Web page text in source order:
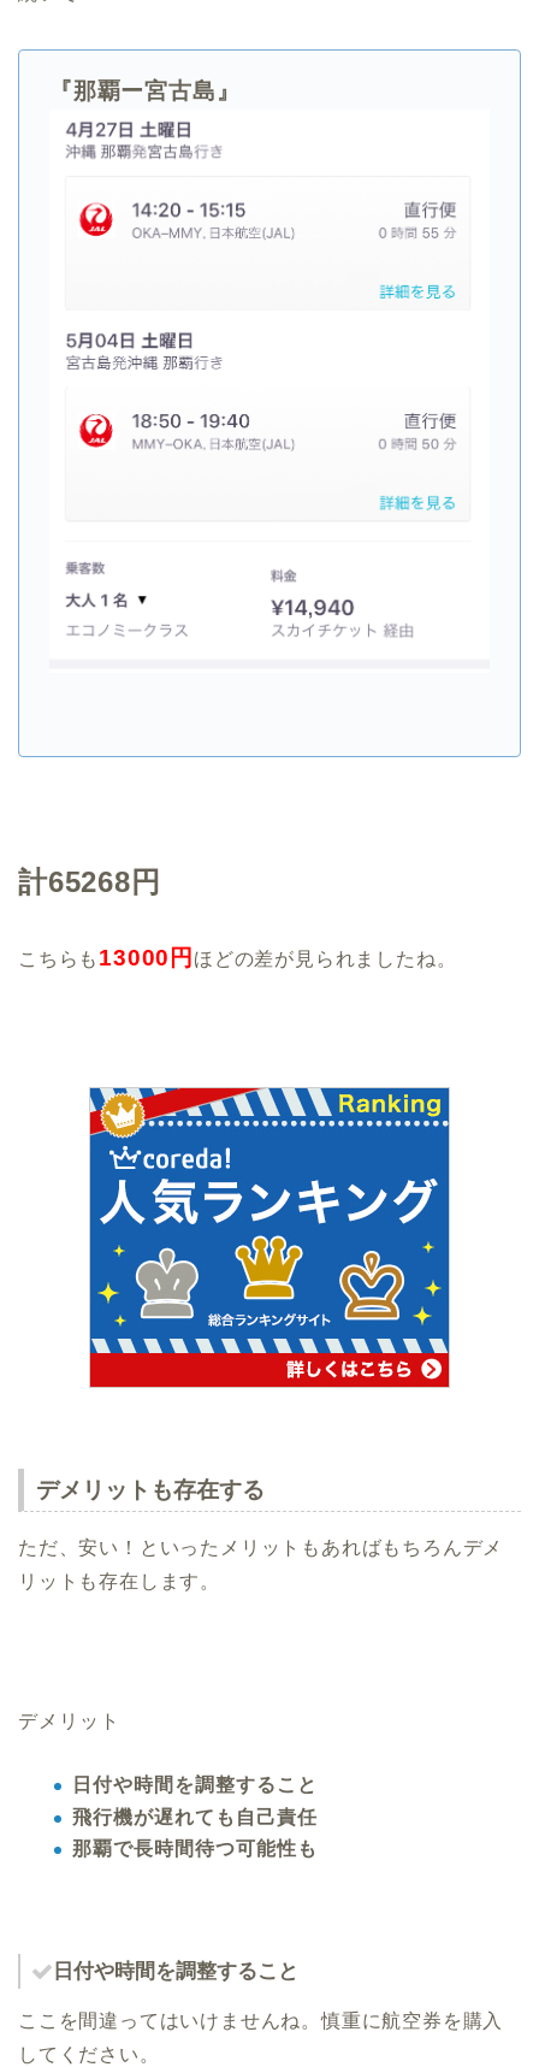
『那覇ー宮古島』
計65268円
こちらも 13000円 ほどの差が見られましたね。
デメリットも存在する
ただ、安い！といったメリットもあればもちろんデメ
リットも存在します。
デメリット
日付や時間を調整すること
飛行機が遅れても自己責任
那覇で長時間待つ可能性も
日付や時間を調整すること
ここを間違ってはいけませんね。慎重に航空券を購入
してください。